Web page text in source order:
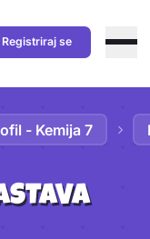
Registriraj se
- Kemija 7